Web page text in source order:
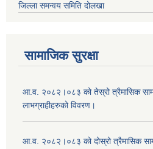
जिल्ला समन्वय समिति दोलखा
सामाजिक सुरक्षा
आ.व. २०८२।०८३ को तेस्रो त्रैमासिक
लाभग्राहीहरुको विवरण।
आ.व. २०८२।०८३ को दोस्रो त्रैमासिक